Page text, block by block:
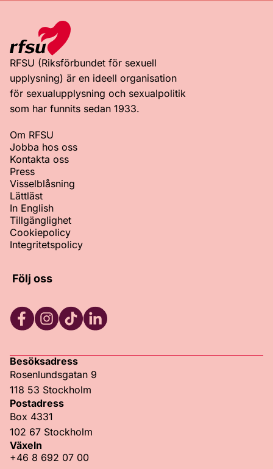
RFSU (Riksförbundet för sexuell
upplysning) är en ideell organisation
för sexualupplysning och sexualpolitik
som har funnits sedan 1933.
Om RFSU
Jobba hos oss
Kontakta oss
Press
Visselblåsning
Lättläst
In English
Tillgänglighet
Cookiepolicy
Integritetspolicy
Följ oss
Besöksadress
Rosenlundsgatan 9
118 53 Stockholm
Postadress
Box 4331
102 67 Stockholm
Växeln
+46 8 692 07 00